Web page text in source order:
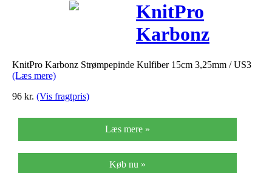
KnitPro
Karbonz
Strømpepinde
KnitPro Karbonz Strømpepinde Kulfiber 15cm 3,25mm / US3
(Læs mere)
96 kr. (Vis fragtpris)
Læs mere »
Køb nu »